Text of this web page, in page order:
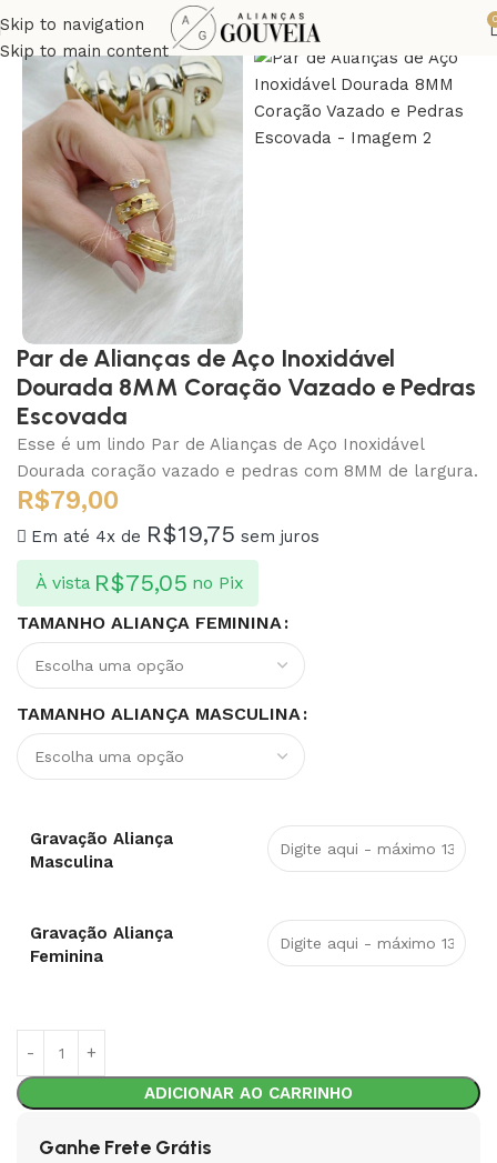
Skip to navigation
Skip to main content
Par de Alianças de Aço Inoxidável
Dourada 8MM Coração Vazado e Pedras
Escovada
Esse é um lindo Par de Alianças de Aço Inoxidável
Dourada coração vazado e pedras com 8MM de largura.
R$79,00
Em até 4x de R$19,75 sem juros
À vista R$75,05 no Pix
TAMANHO ALIANÇA FEMININA
TAMANHO ALIANÇA MASCULINA
Gravação Aliança
Masculina
Gravação Aliança
Feminina
ADICIONAR AO CARRINHO
Ganhe Frete Grátis